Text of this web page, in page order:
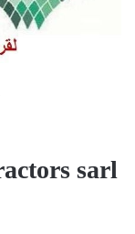
sarl